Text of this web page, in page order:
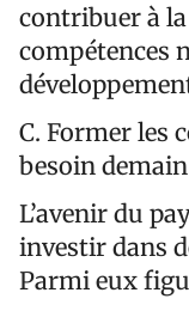
contribuer à
compétences
C. Former les
besoin demain
L’avenir du
investir dans
Parmi eux